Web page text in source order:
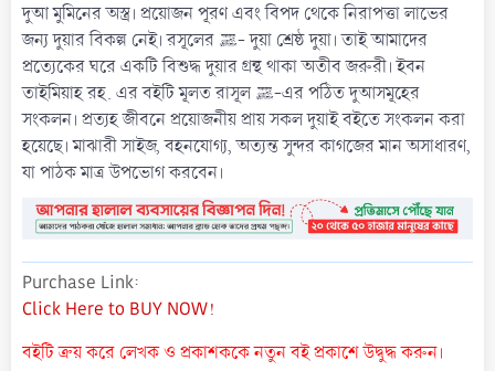
দুআ মুমিনের অস্ত্র। প্রয়োজন পূরণ এবং বিপদ থেকে নিরাপত্তা লাভের
জন্য দুয়ার বিকল্প নেই। রসূলের ﷺ- দুয়া শ্রেষ্ঠ দুয়া। তাই আমাদের
প্রত্যেকের ঘরে একটি বিশুদ্ধ দুয়ার গ্রন্থ থাকা অতীব জরুরী। ইবন
তাইমিয়াহ রহ. এর বইটি মূলত রাসূল ﷺ-এর পঠিত দুআসমূহের
সংকলন। প্রত্যহ জীবনে প্রয়োজনীয় প্রায় সকল দুয়াই বইতে সংকলন করা
হয়েছে। মাঝারী সাইজ, বহনযোগ্য, অত্যন্ত সুন্দর কাগজের মান অসাধারণ,
যা পাঠক মাত্র উপভোগ করবেন।
Purchase Link
Click Here to BUY NOW!
বইটি ক্রয় করে লেখক ও প্রকাশককে নতুন বই প্রকাশে উদ্বুদ্ধ করুন।